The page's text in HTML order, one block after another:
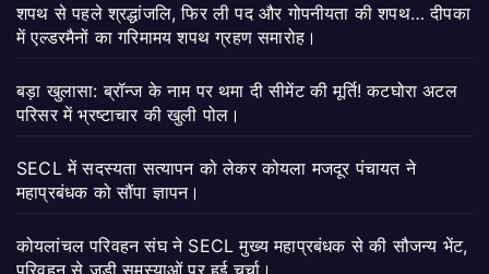
शपथ से पहले श्रद्धांजलि, फिर ली पद और गोपनीयता की शपथ… दीपका
में एल्डरमैनों का गरिमामय शपथ ग्रहण समारोह।
बड़ा खुलासा: ब्रॉन्ज के नाम पर थमा दी सीमेंट की मूर्ति! कटघोरा अटल
परिसर में भ्रष्टाचार की खुली पोल।
SECL में सदस्यता सत्यापन को लेकर कोयला मजदूर पंचायत ने
महाप्रबंधक को सौंपा ज्ञापन।
कोयलांचल परिवहन संघ ने SECL मुख्य महाप्रबंधक से की सौजन्य भेंट,
परिवहन से जुड़ी समस्याओं पर हुई चर्चा।